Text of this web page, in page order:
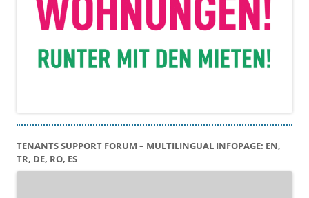
TENANTS SUPPORT FORUM – MULTILINGUAL INFOPAGE: EN,
TR, DE, RO, ES